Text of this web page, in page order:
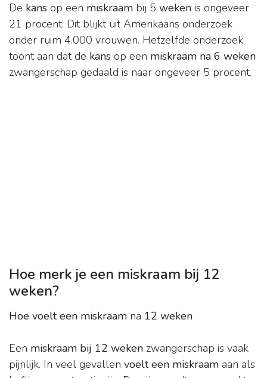
De kans op een miskraam bij 5 weken is ongeveer
21 procent. Dit blijkt uit Amerikaans onderzoek
onder ruim 4.000 vrouwen. Hetzelfde onderzoek
toont aan dat de kans op een miskraam na 6 weken
zwangerschap gedaald is naar ongeveer 5 procent.
Hoe merk je een miskraam bij 12
weken?
Hoe voelt een miskraam na 12 weken
Een miskraam bij 12 weken zwangerschap is vaak
pijnlijk. In veel gevallen voelt een miskraam aan als